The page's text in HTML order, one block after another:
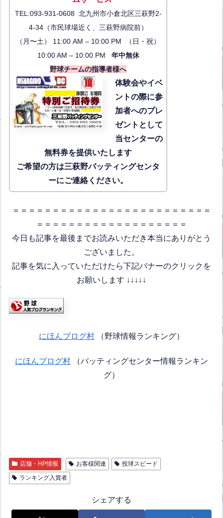
TEL:093-931-0608 北九州市小倉北区三萩野2-
4-34（市民球場近く、三萩野病院前）
（月〜土） 11:00 AM – 10:00 PM （日・祝）
10:00 AM – 10:00 PM 年中無休
野球チームの指導者様へ
体験会やイベ
ントの際に参
加者へのプレ
ゼントとして
当センターの
無料券を提供いたします
ご希望の方は三萩野バッティングセンタ
ーにご連絡ください。
＝＝＝＝＝＝＝＝＝＝＝＝＝＝＝＝＝＝＝＝＝＝＝＝＝
＝＝＝＝＝＝＝＝＝＝＝＝＝＝＝＝＝＝＝
今日も記事を最後までお読みいただき本当にありがとう
ございました。
記事を気に入っていただけたら下記バナーのクリックを
お願いします ↓↓↓↓↓
にほんブログ村 （野球情報ランキング）
にほんブログ村 （バッティングセンター情報ランキン
グ）
店舗・HP情報 お客様関連
投球スピード
ランキング入賞者
シェアする